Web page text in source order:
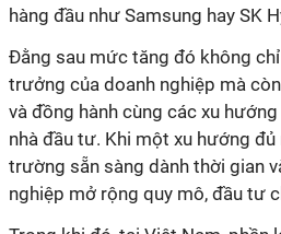
hàng đầu như Samsung hay SK
Đằng sau mức tăng đó không
trưởng của doanh nghiệp mà
và đồng hành cùng các xu
nhà đầu tư. Khi một xu hướng đủ
trường sẵn sàng dành thời gian
nghiệp mở rộng quy mô, đầu tư